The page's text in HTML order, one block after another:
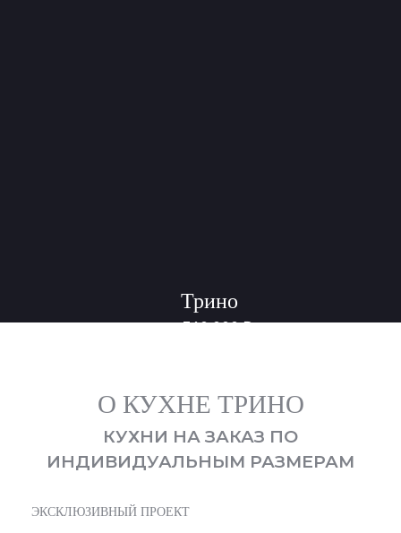
Трино
от340 000 ₽
О КУХНЕ ТРИНО
КУХНИ НА ЗАКАЗ ПО
ИНДИВИДУАЛЬНЫМ РАЗМЕРАМ
ЭКСКЛЮЗИВНЫЙ ПРОЕКТ